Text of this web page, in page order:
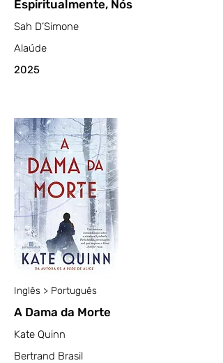
Espiritualmente, Nós
Sah D’Simone
Alaúde
2025
Inglês > Português
A Dama da Morte
Kate Quinn
Bertrand Brasil